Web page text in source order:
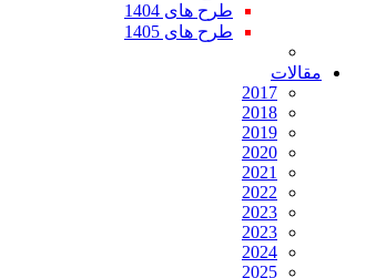
طرح های 1404
طرح های 1405
مقالات
2017
2018
2019
2020
2021
2022
2023
2023
2024
2025